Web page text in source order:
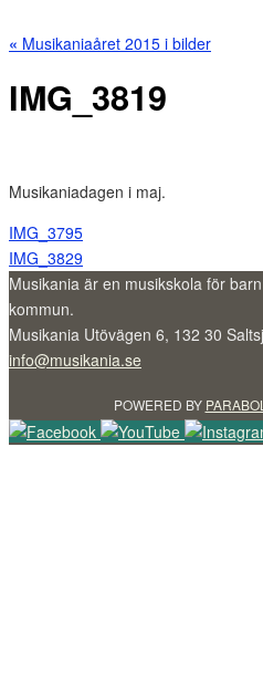
« Musikaniaåret 2015 i bilder
IMG_3819
Musikaniadagen i maj.
IMG_3795
IMG_3829
Musikania är en musikskola för
kommun.
Musikania Utövägen 6, 132 30
info@musikania.se
POWERED BY